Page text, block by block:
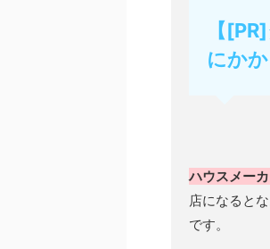
【
にか
ハウスメー
店になると
です。